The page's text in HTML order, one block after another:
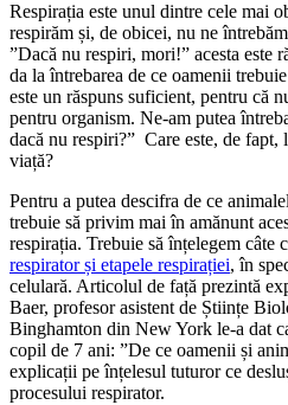
Respirația este unul dintre cele mai
respirăm și, de obicei, nu ne
”Dacă nu respiri, mori!” acesta este
da la întrebarea de ce oamenii
este un răspuns suficient, pentru că
pentru organism. Ne-am putea
dacă nu respiri?” Care este, de fapt,
viață?
Pentru a putea descifra de ce
trebuie să privim mai în amănunt
respirația. Trebuie să înțelegem câte
respirator și etapele respirației, în
celulară. Articolul de față prezintă
Baer, profesor asistent de Științe
Binghamton din New York le-a dat
copil de 7 ani: ”De ce oamenii și
explicații pe înțelesul tuturor ce
procesului respirator.